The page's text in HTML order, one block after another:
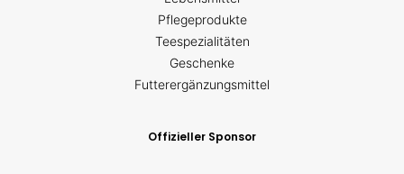
Pflegeprodukte
Teespezialitäten
Geschenke
Futterergänzungsmittel
Offizieller Sponsor